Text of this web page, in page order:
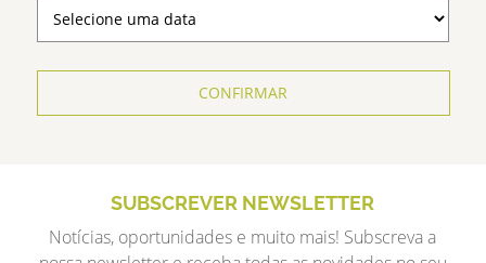
CONFIRMAR
SUBSCREVER NEWSLETTER
Notícias, oportunidades e muito mais! Subscreva a